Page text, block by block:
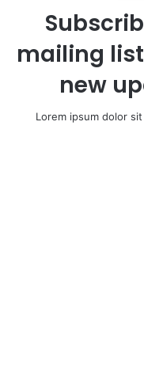
mailing
new
Lorem ipsum dolor